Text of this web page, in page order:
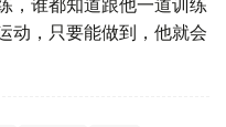
，谁都知道跟他一道训练
动，只要能做到，他就会